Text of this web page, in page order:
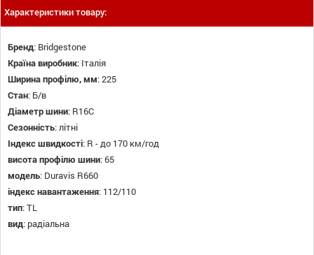
Характеристики товару:
Бренд: Bridgestone
Країна виробник: Італія
Ширина профілю, мм:225
Стан: Б/в
Діаметр шини: R16C
Сезонність: літні
Індекс швидкості: R - до 170 км/год
висота профілю шини:65
модель: Duravis R660
індекс навантаження: 112/110
тип:TL
вид: радіальна